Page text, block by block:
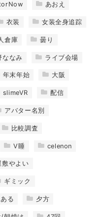
あおえ
衣装 女装全身追踪
倉庫 曇り
ななみ ライブ会場
年末年始 大阪
slimeVR 配信
アバター名別
比較調査
V睡 celenon
敷やよい
ギミック
る 夕方